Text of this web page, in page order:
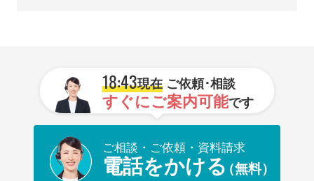
18:43現在ご依頼･相談
すぐにご案内可能です
ご相談・ご依頼・資料請求
電話をかける（無料）